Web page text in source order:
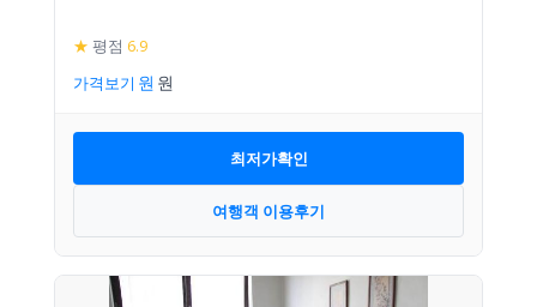
★ 평점 6.9
가격보기
최저가확인
여행객 이용후기